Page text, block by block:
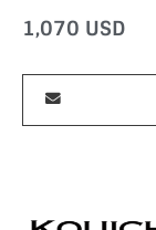
1,070 USD